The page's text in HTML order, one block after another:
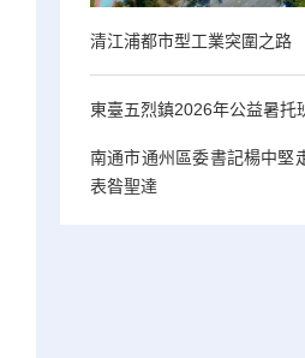
清江浦都市型工業突圍之路
東臺五烈鎮2026年公益暑托
南通市通州區委書記楊中堅
表昝聖達